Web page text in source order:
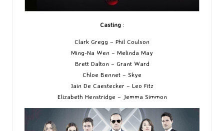
Casting:
Clark Gregg – Phil Coulson
Ming-Na Wen – Melinda May
Brett Dalton – Grant Ward
Chloe Bennet – Skye
Iain De Caestecker – Leo Fitz
Elizabeth Henstridge – Jemma Simmon